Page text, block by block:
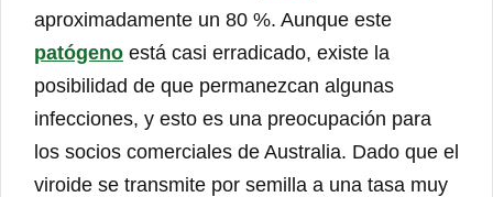
aproximadamente un 80 %. Aunque este
patógeno está casi erradicado, existe la
posibilidad de que permanezcan algunas
infecciones, y esto es una preocupación para
los socios comerciales de Australia. Dado que el
viroide se transmite por semilla a una tasa muy